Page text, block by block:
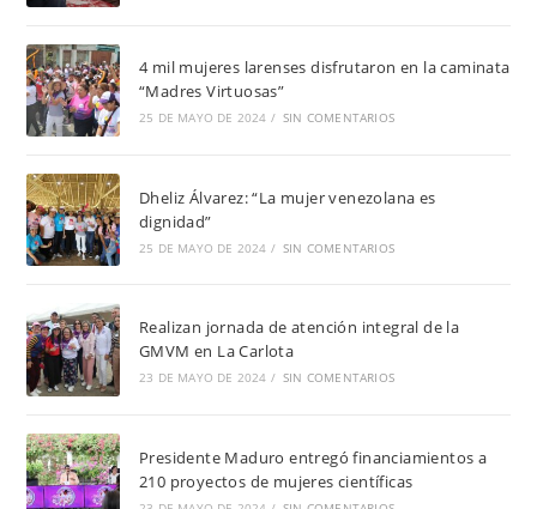
4 mil mujeres larenses disfrutaron en la caminata
“Madres Virtuosas”
25 DE MAYO DE 2024 / SIN COMENTARIOS
Dheliz Álvarez: “La mujer venezolana es
dignidad”
25 DE MAYO DE 2024 / SIN COMENTARIOS
Realizan jornada de atención integral de la
GMVM en La Carlota
23 DE MAYO DE 2024 / SIN COMENTARIOS
Presidente Maduro entregó financiamientos a
210 proyectos de mujeres científicas